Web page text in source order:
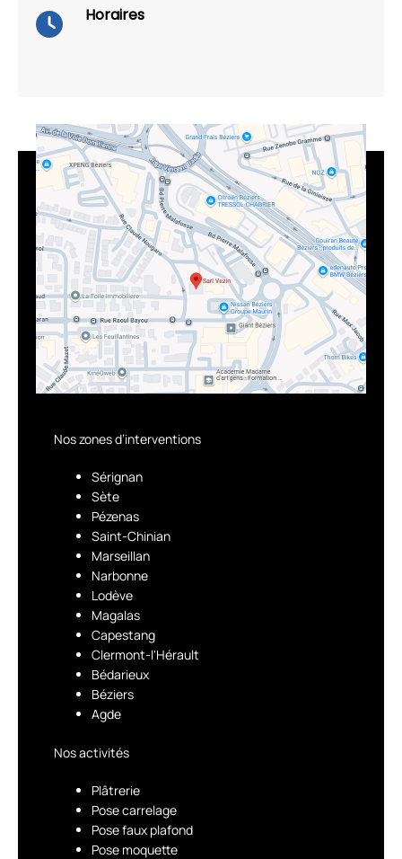
Horaires
Nos zones d’interventions
Sérignan
Sète
Pézenas
Saint-Chinian
Marseillan
Narbonne
Lodève
Magalas
Capestang
Clermont-l'Hérault
Bédarieux
Béziers
Agde
Nos activités
Plâtrerie
Pose carrelage
Pose faux plafond
Pose moquette